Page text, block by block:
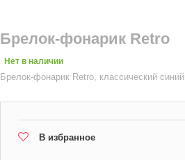
Брелок-фонарик Retro
Нет в наличии
Брелок-фонарик Retro, классический синий
В избранное